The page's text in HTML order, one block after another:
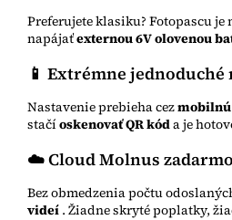
Preferujete klasiku? Fotopascu je
napájaťexternou 6V olovenou
📱 Extrémne jednoduché
Nastavenie prebieha cez
stačí oskenovať QR kóda je
☁️ Cloud Molnus zadarmo
Bez obmedzenia počtu
videí . Žiadne skryté poplatky,